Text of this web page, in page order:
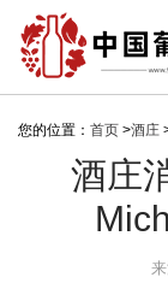
您的位置： 首页 >酒庄
酒庄
来